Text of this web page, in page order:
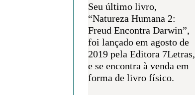
Seu último livro,
“Natureza Humana 2:
Freud Encontra Darwin”,
foi lançado em agosto de
2019 pela Editora 7Letras,
e se encontra à venda em
forma de livro físico.